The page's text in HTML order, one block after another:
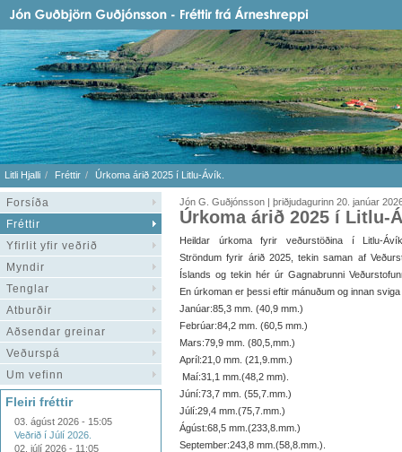
Litli Hjalli Fréttir Úrkoma árið 2025 í Litlu-Ávík.
Forsíða
Fréttir
Yfirlit yfir veðrið
Myndir
Tenglar
Atburðir
Aðsendar greinar
Veðurspá
Um vefinn
Fleiri fréttir
03. ágúst 2026 - 15:05
Veðrið í Júlí 2026.
02. júlí 2026 - 11:05
Jón G. Guðjónsson | þriðjudagurinn 20. janúar
Úrkoma árið 2025 í Litlu-
Heildar úrkoma fyrir veðurstöðina í Litlu-
Ströndum fyrir árið 2025, tekin saman af
Íslands og tekin hér úr Gagnabrunni
En úrkoman er þessi eftir mánuðum og innan
Janúar:85,3 mm. (40,9 mm.)
Febrúar:84,2 mm. (60,5 mm.)
Mars:79,9 mm. (80,5,mm.)
Apríl:21,0 mm. (21,9.mm.)
Maí:31,1 mm.(48,2 mm).
Júní:73,7 mm. (55,7.mm.)
Júlí:29,4 mm.(75,7.mm.)
Ágúst:68,5 mm.(233,8.mm.)
September:243,8 mm.(58,8.mm.).